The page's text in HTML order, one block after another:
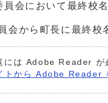
会において最終校名
から町長に最終校
には Adobe Reader が
トから Adobe Reader